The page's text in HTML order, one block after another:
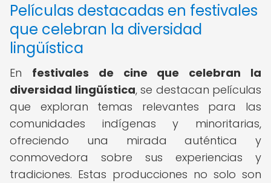
Películas destacadas en festivales
que celebran la diversidad
lingüística
En festivales de cine que celebran la
diversidad lingüística, se destacan películas
que exploran temas relevantes para las
comunidades indígenas y minoritarias,
ofreciendo una mirada auténtica y
conmovedora sobre sus experiencias y
tradiciones. Estas producciones no solo son